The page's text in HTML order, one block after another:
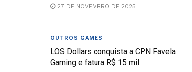
27 DE NOVEMBRO DE 2025
OUTROS GAMES
LOS Dollars conquista a CPN Favela
Gaming e fatura R$ 15 mil